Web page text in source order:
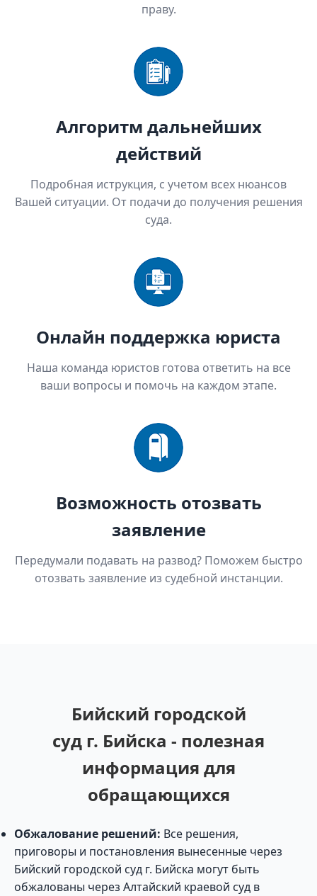
праву.
Алгоритм дальнейших
действий
Подробная иструкция, с учетом всех нюансов
Вашей ситуации. От подачи до получения решения
суда.
Онлайн поддержка юриста
Наша команда юристов готова ответить на все
ваши вопросы и помочь на каждом этапе.
Возможность отозвать
заявление
Передумали подавать на развод? Поможем быстро
отозвать заявление из судебной инстанции.
Бийский городской
суд г. Бийска - полезная
информация для
обращающихся
Обжалование решений: Все решения,
приговоры и постановления вынесенные через
Бийский городской суд г. Бийска могут быть
обжалованы через Алтайский краевой суд в